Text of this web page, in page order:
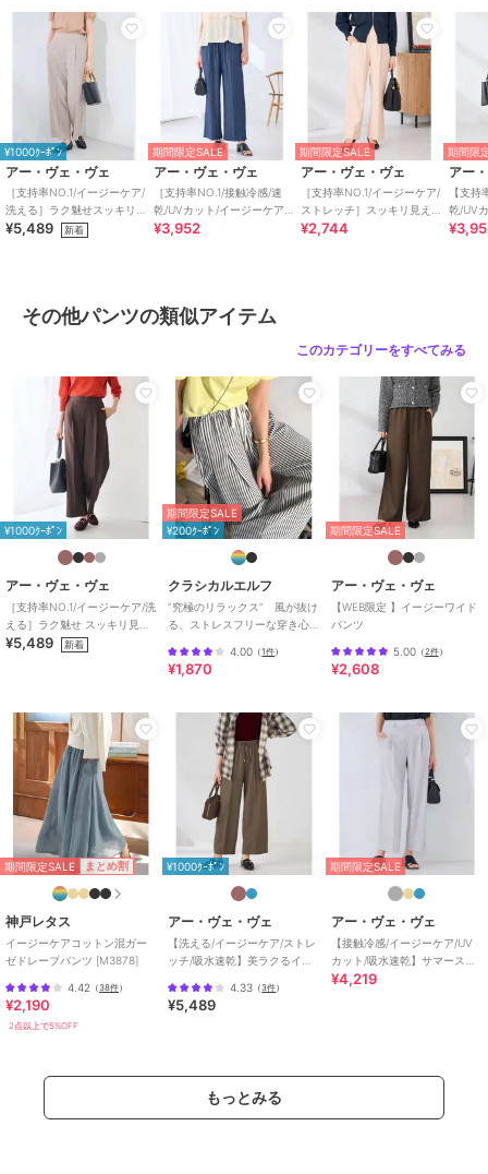
--------------------
着用シーズン
春：◎ 夏：○ 秋：○ 冬：×
--------------------
透け感：なし
裏地：なし
≪お気に入り登録機能の使い方≫
■商品のお気に入り登録（ハートマークをクリック）
再入荷通知や値下げ等、お得なご案内を受けることができます。
--------------------
※商品画像は、光の当たり具合やパソコンな
どの閲覧環境により
実際の色味と異なって見える場合がございます。
商品の色味の目安は商品単体の画像をご参照ください。
※34(XSサイズ)・42(XLサイズ)はWEB・一部限定店舗での販売です。
ブランド アー・ヴェ・ヴェ
ショップ アー・ヴェ・ヴェ
商品カテゴリ パンツ ／ その他パンツ
性別タイプ
レディース
パンツ ／その他パンツ
ブラック
サイズ XS,S,M,L,XL
素材
ライトカーキ/ブルー/グレー/ブラ
商品のお取り扱い方法
特徴
パンツ
¥1000ｸｰﾎﾟﾝ
アー・ヴェ・ヴェ
［支持率NO.1/イージーケア/
洗える］ラク魅せスッキリ見
えワイドパンツ【WEB限定】
¥5,489 新着
期間限定SALE
アー・ヴェ・ヴェ
［支持率NO.1/接触冷感/速
乾/UVカット/イージーケア］
イージーワイドパンツ
¥3,952
期間限定SALE
アー・ヴェ・ヴェ
［支持率NO.1/イージーケア/
ストレッチ］スッキリ見えワ
イドパンツ
¥2,744
期間限
アー
【支
乾/UV
スッキ
その他パンツの類似アイテム
このカテゴリーをすべてみる
¥1000ｸｰﾎﾟﾝ
アー・ヴェ・ヴェ
［支持率NO.1/イージーケア/洗
える］ラク魅せ スッキリ見え
ワイド パンツ
¥5,489 新着
期間限定SALE
¥200ｸｰﾎﾟﾝ
クラシカルエルフ
”究極のリラックス” 風が抜け
る、ストレスフリーな穿き心
ドカーブパンツ
4.00 （1件）
¥1,870
期間限定SALE
アー・ヴェ・ヴェ
【WEB限定 】イージーワイド
パンツ
5.00（2件）
¥2,608
期間限定SALE まとめ割
神戸レタス
イージーケアコットン混ガー
ゼドレープパンツ [M3878]
4.42 （38件）
¥2,190
2点以上で5%OFF
¥1000ｸｰﾎﾟﾝ
アー・ヴェ・ヴェ
【洗える/イージーケア/ストレ
ッチ/吸水速乾】美ラクるイー
4.33 （3件）
¥5,489
期間限定SALE
アー・ヴェ・ヴェ
【接触冷感/イージーケア/UV
カット/吸水速乾】サマースト
レッチワイドパンツ
¥4,219
もっとみる